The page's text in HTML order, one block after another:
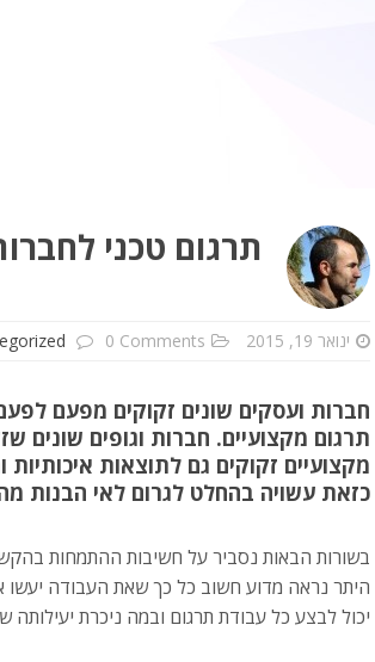
תרגום טכני
ינואר 19, 2015 0 Comments
חברות ועסקים שונים זקוקים מפעם
תרגום מקצועיים. חברות וגופים שונים
מקצועיים זקוקים גם לתוצאות
כזאת עשויה בהחלט לגרום לאי הבנות
בשורות הבאות נסביר על חשיבות ההתמחות
היתר נראה מדוע חשוב כל כך שאת העבודה יעשו
יכול לבצע כל עבודת תרגום ובמה ניכרת